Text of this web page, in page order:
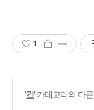
1
'간' 카테고리의 다